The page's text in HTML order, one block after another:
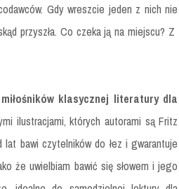
Gdy wreszcie jeden z nich nie
przyszła. Co czeka ją na miejscu? Z
klasycznej literatury dla
ilustracjami, których autorami są Fritz
bawi czytelników do łez i gwarantuje
że uwielbiam bawić się słowem i jego